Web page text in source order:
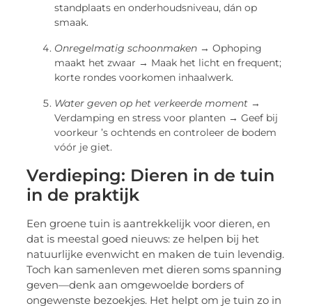
standplaats en onderhoudsniveau, dán op
smaak.
Onregelmatig schoonmaken → Ophoping
maakt het zwaar → Maak het licht en frequent;
korte rondes voorkomen inhaalwerk.
Water geven op het verkeerde moment →
Verdamping en stress voor planten → Geef bij
voorkeur ’s ochtends en controleer de bodem
vóór je giet.
Verdieping: Dieren in de tuin
in de praktijk
Een groene tuin is aantrekkelijk voor dieren, en
dat is meestal goed nieuws: ze helpen bij het
natuurlijke evenwicht en maken de tuin levendig.
Toch kan samenleven met dieren soms spanning
geven—denk aan omgewoelde borders of
ongewenste bezoekjes. Het helpt om je tuin zo in